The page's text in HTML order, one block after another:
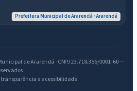
Prefeitura Municipal de Ararendá · Ararendá
de Ararendá · CNPJ 23.718.356/0001-60 —
e acessibilidade